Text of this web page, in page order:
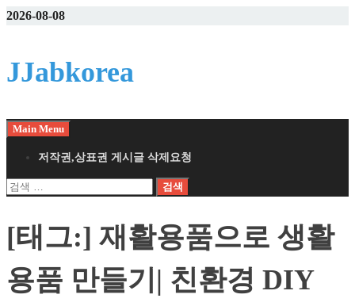
Skip
2026-08-08
JJabkorea
Main Menu
저작권,상표권 게시글 삭제요청
검
[태그:] 재활용품으로 생활
용품 만들기| 친환경 DIY